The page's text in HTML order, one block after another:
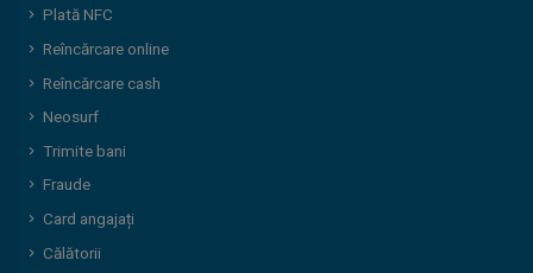
Plată NFC
Reîncărcare online
Reîncărcare cash
Neosurf
Trimite bani
Fraude
Card angajați
Călătorii